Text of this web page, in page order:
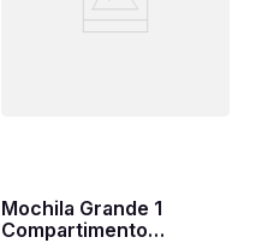
Mochila Grande 1
Compartimento